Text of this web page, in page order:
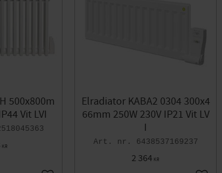
500x800m
Vit LVI
KR
Elradiator KABA2 0304 300x4
66mm 250W 230V IP21 Vit LV
I
6438537169237
2 364 KR